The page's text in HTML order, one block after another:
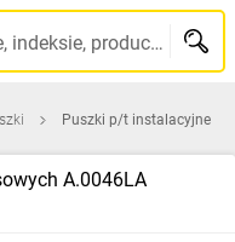
Szukaj po nazwie, indeksie, producencie, kodzie kreskowym...
Puszki p/t instalacyjne
A.0046LA